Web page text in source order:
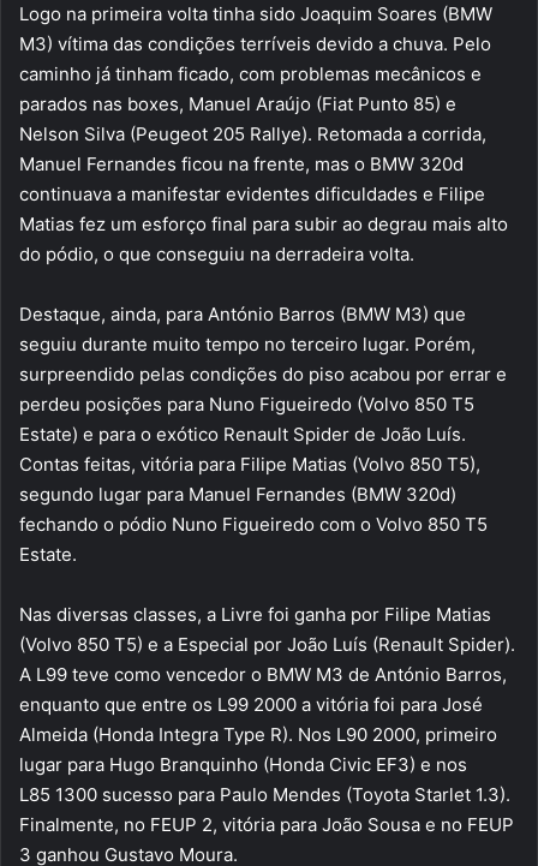
Logo na primeira volta tinha sido Joaquim Soares (BMW
M3) vítima das condições terríveis devido a chuva. Pelo
caminho já tinham ficado, com problemas mecânicos e
parados nas boxes, Manuel Araújo (Fiat Punto 85) e
Nelson Silva (Peugeot 205 Rallye). Retomada a corrida,
Manuel Fernandes ficou na frente, mas o BMW 320d
continuava a manifestar evidentes dificuldades e Filipe
Matias fez um esforço final para subir ao degrau mais alto
do pódio, o que conseguiu na derradeira volta.
Destaque, ainda, para António Barros (BMW M3) que
seguiu durante muito tempo no terceiro lugar. Porém,
surpreendido pelas condições do piso acabou por errar e
perdeu posições para Nuno Figueiredo (Volvo 850 T5
Estate) e para o exótico Renault Spider de João Luís.
Contas feitas, vitória para Filipe Matias (Volvo 850 T5),
segundo lugar para Manuel Fernandes (BMW 320d)
fechando o pódio Nuno Figueiredo com o Volvo 850 T5
Estate.
Nas diversas classes, a Livre foi ganha por Filipe Matias
(Volvo 850 T5) e a Especial por João Luís (Renault Spider).
A L99 teve como vencedor o BMW M3 de António Barros,
enquanto que entre os L99 2000 a vitória foi para José
Almeida (Honda Integra Type R). Nos L90 2000, primeiro
lugar para Hugo Branquinho (Honda Civic EF3) e nos
L85 1300 sucesso para Paulo Mendes (Toyota Starlet 1.3).
Finalmente, no FEUP 2, vitória para João Sousa e no FEUP
3 ganhou Gustavo Moura.